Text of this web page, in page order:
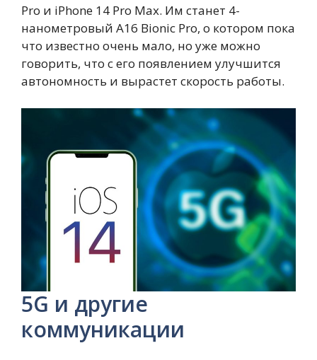
Pro и iPhone 14 Pro Max. Им станет 4-
нанометровый A16 Bionic Pro, о котором пока
что известно очень мало, но уже можно
говорить, что с его появлением улучшится
автономность и вырастет скорость работы.
5G и другие
коммуникации